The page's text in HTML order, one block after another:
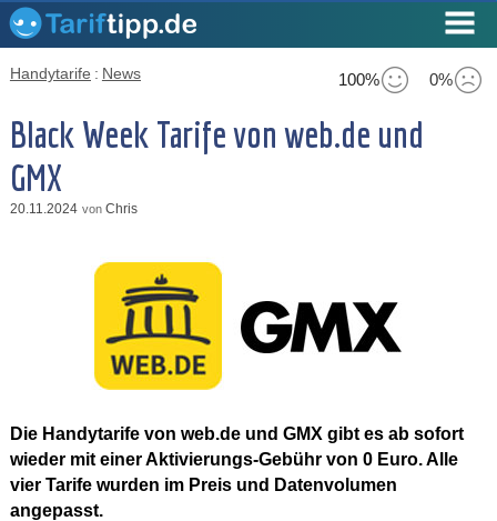
100% 0%
Handytarife : News
Black Week Tarife von web.de und
GMX
20.11.2024 von Chris
Die Handytarife von web.de und GMX gibt es ab sofort
wieder mit einer Aktivierungs-Gebühr von 0 Euro. Alle
vier Tarife wurden im Preis und Datenvolumen
angepasst.